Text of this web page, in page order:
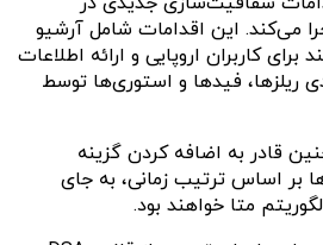
می‌کند. این اقدامات شامل آرشیو
کاربران اروپایی و ارائه اطلاعات
ریلزها، فیدها و استوری‌ها توسط
قادر به اضافه کردن گزینه
بر اساس ترتیب زمانی، به جای
متا خواهند بود.